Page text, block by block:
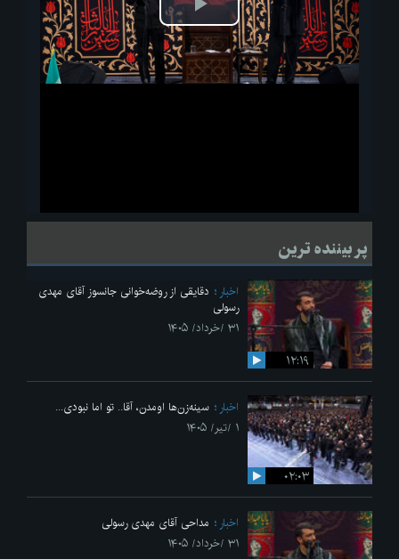
پخش
ویدیو
لحظاتی از قرائت زیارت اربعین امام حسین(ع) در مراسم عزاداری هیئات
پر بیننده ترین
۱۲:۱۹
اخبار
دقایقی از روضه‌خوانی جانسوز آقای مهدی
رسولی
۳۱ /خرداد/ ۱۴۰۵
۰۲:۰۳
اخبار
سینه‌زن‌ها اومدن،‌ آقا.. تو اما نبودی...
۱ /تیر/ ۱۴۰۵
اخبار
مداحی آقای مهدی رسولی
۳۱ /خرداد/ ۱۴۰۵